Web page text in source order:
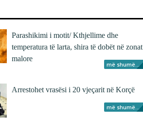
Parashikimi i motit/ Kthjellime dhe
temperatura të larta, shira të dobët në zonat
malore
më shumë...
Arrestohet vrasësi i 20 vjeçarit në Korçë
më shumë...